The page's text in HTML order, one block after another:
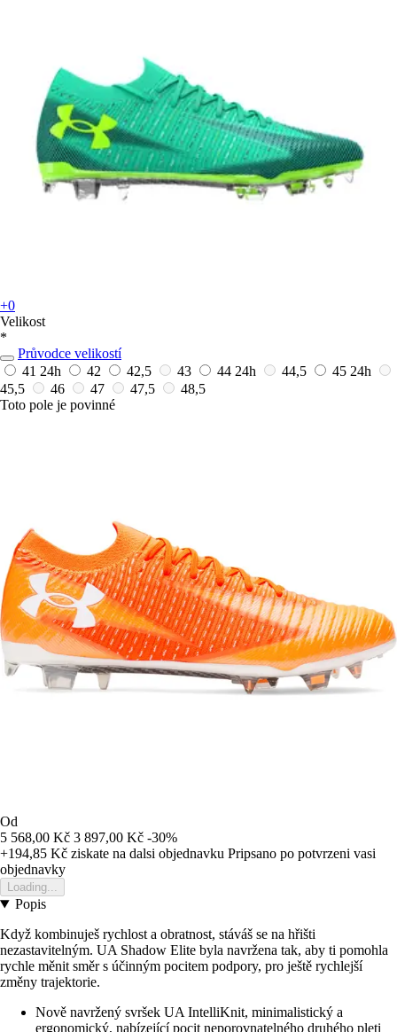
+0
Velikost
*
Průvodce velikostí
41 24h 42 42,5 43 44 24h 44,5 45 24h
45,5
46 47 47,5
48,5
Toto pole je povinné
Od
5 568,00 Kč 3 897,00 Kč -30%
+194,85 Kč ziskate na dalsi objednavku Pripsano po potvrzeni vasi
objednavky
Loading...
Popis
Když kombinuješ rychlost a obratnost, stáváš se na hřišti
nezastavitelným. UA Shadow Elite byla navržena tak, aby ti pomohla
rychle měnit směr s účinným pocitem podpory, pro ještě rychlejší
změny trajektorie.
Nově navržený svršek UA IntelliKnit, minimalistický a
ergonomický, nabízející pocit neporovnatelného druhého pleti